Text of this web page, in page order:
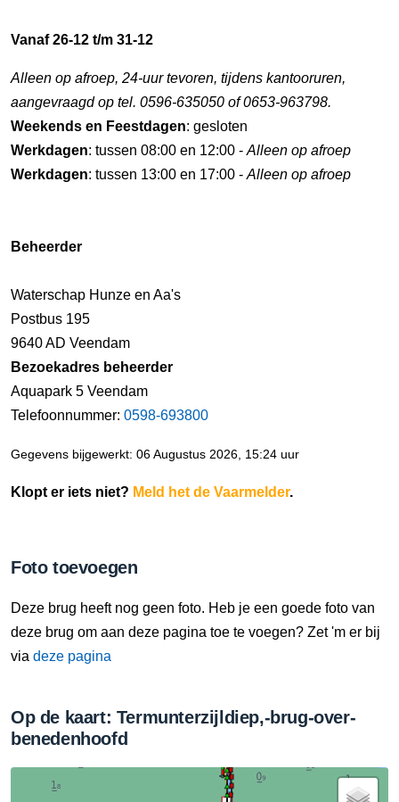
Vanaf 26-12 t/m 31-12
Alleen op afroep, 24-uur tevoren, tijdens kantooruren,
aangevraagd op tel. 0596-635050 of 0653-963798.
Weekends en Feestdagen: gesloten
Werkdagen: tussen 08:00 en 12:00 - Alleen op afroep
Werkdagen: tussen 13:00 en 17:00 - Alleen op afroep
Beheerder
Waterschap Hunze en Aa's
Postbus 195
9640 AD Veendam
Bezoekadres beheerder
Aquapark 5 Veendam
Telefoonnummer: 0598-693800
Gegevens bijgewerkt: 06 Augustus 2026, 15:24 uur
Klopt er iets niet? Meld het de Vaarmelder.
Foto toevoegen
Deze brug heeft nog geen foto. Heb je een goede foto van
deze brug om aan deze pagina toe te voegen? Zet 'm er bij
via deze pagina
Op de kaart: Termunterzijldiep,-brug-over-
benedenhoofd